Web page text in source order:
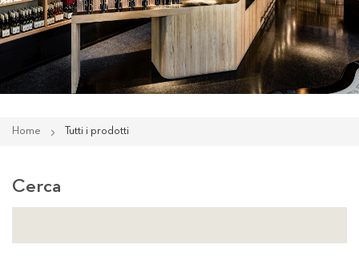
Home Tutti i prodotti
Cerca